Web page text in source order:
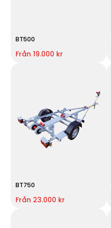
BT500
Från 19.000 kr
BT750
Från 23.000 kr